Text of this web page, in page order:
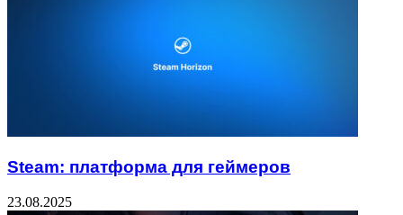
Steam: платформа для геймеров
23.08.2025